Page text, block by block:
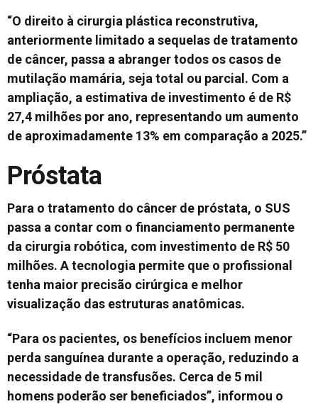
“O direito à cirurgia plástica reconstrutiva,
anteriormente limitado a sequelas de tratamento
de câncer, passa a abranger todos os casos de
mutilação mamária, seja total ou parcial. Com a
ampliação, a estimativa de investimento é de R$
27,4 milhões por ano, representando um aumento
de aproximadamente 13% em comparação a 2025.”
Próstata
Para o tratamento do câncer de próstata, o SUS
passa a contar com o financiamento permanente
da cirurgia robótica, com investimento de R$ 50
milhões. A tecnologia permite que o profissional
tenha maior precisão cirúrgica e melhor
visualização das estruturas anatômicas.
“Para os pacientes, os benefícios incluem menor
perda sanguínea durante a operação, reduzindo a
necessidade de transfusões. Cerca de 5 mil
homens poderão ser beneficiados”, informou o